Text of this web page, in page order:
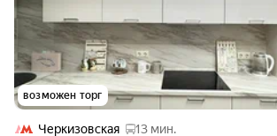
возможен торг
Черкизовская 13 мин.